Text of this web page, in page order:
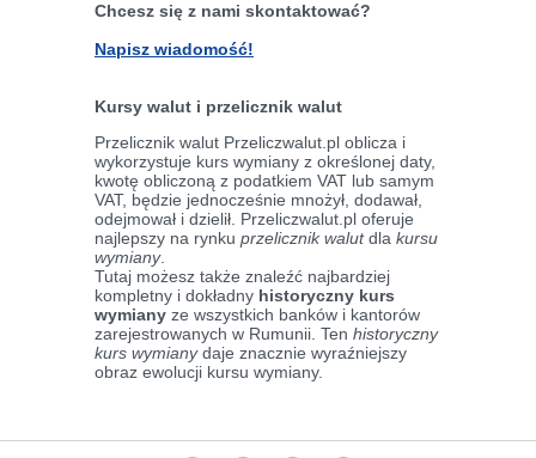
Chcesz się z nami skontaktować?
Napisz wiadomość!
Kursy walut i przelicznik walut
Przelicznik walut Przeliczwalut.pl oblicza i
wykorzystuje kurs wymiany z określonej daty,
kwotę obliczoną z podatkiem VAT lub samym
VAT, będzie jednocześnie mnożył, dodawał,
odejmował i dzielił. Przeliczwalut.pl oferuje
najlepszy na rynku przelicznik walutdla kursu
wymiany.
Tutaj możesz także znaleźć najbardziej
kompletny i dokładny historyczny kurs
wymiany ze wszystkich banków i kantorów
zarejestrowanych w Rumunii. Ten historyczny
kurs wymianydaje znacznie wyraźniejszy
obraz ewolucji kursu wymiany.